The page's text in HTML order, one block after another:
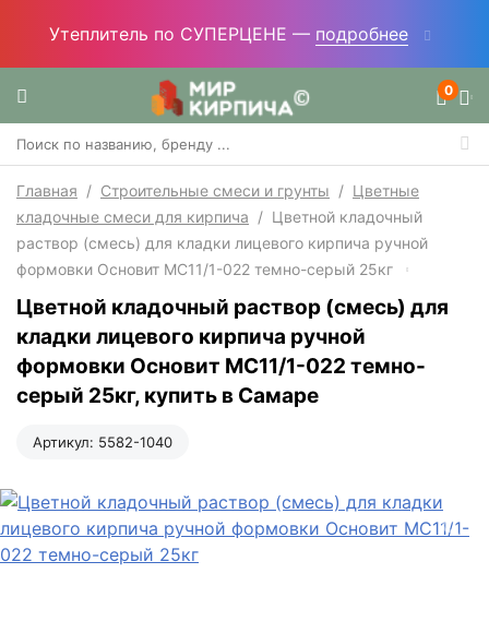
Утеплитель по СУПЕРЦЕНЕ — подробнее
0
Главная / Строительные смеси и грунты / Цветные
кладочные смеси для кирпича / Цветной кладочный
раствор (смесь) для кладки лицевого кирпича ручной
формовки Основит МС11/1-022 темно-серый 25кг
Цветной кладочный раствор (смесь) для
кладки лицевого кирпича ручной
формовки Основит МС11/1-022 темно-
серый 25кг, купить в Самаре
Артикул: 5582-1040